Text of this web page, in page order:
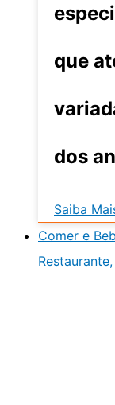
que
dos
Saiba
Comer e